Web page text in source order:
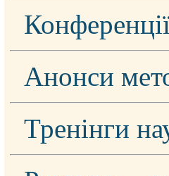
Анонси
Тренінги